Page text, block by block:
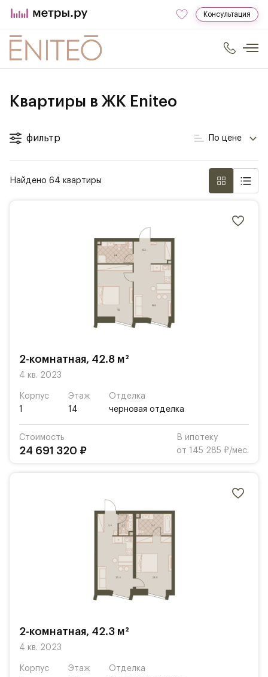
Консультация
Квартиры в ЖК Eniteo
фильтр По цене
Найдено 64 квартиры
2-комнатная, 42.8 м²
4 кв. 2023
Корпус
1
Этаж
14
Отделка
черновая отделка
Стоимость
24 691 320 ₽
В ипотеку
от 145 285 ₽/мес.
2-комнатная, 42.3 м²
4 кв. 2023
Корпус
Этаж
Отделка